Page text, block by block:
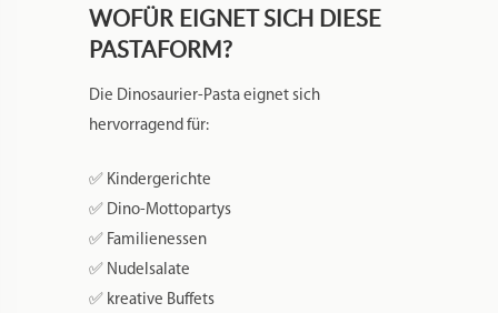
WOFÜR EIGNET SICH DIESE
PASTAFORM?
Die Dinosaurier-Pasta eignet sich
hervorragend für:
✅ Kindergerichte
✅ Dino-Mottopartys
✅ Familienessen
✅ Nudelsalate
✅ kreative Buffets